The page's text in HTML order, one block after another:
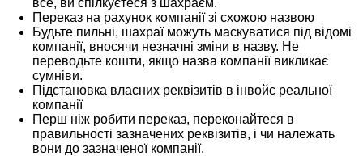
Переказ на рахунок компанії зі схожою назвою
Будьте пильні, шахраї можуть маскуватися під відомі
компанії, вносячи незначні зміни в назву. Не
переводьте кошти, якщо назва компанії викликає
сумніви.
Підстановка власних реквізитів в інвойс реальної
компанії
Перш ніж робити переказ, переконайтеся в
правильності зазначених реквізитів, і чи належать
вони до зазначеної компанії.